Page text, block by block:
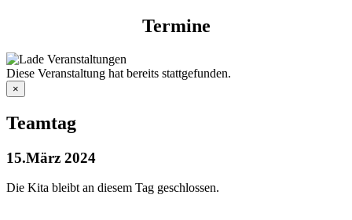
Termine
Diese Veranstaltung hat bereits stattgefunden.
×
Teamtag
15.März 2024
Die Kita bleibt an diesem Tag geschlossen.